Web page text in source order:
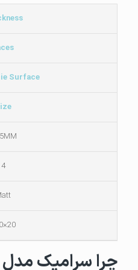
Surface
4
20×120
چرا سرامیک